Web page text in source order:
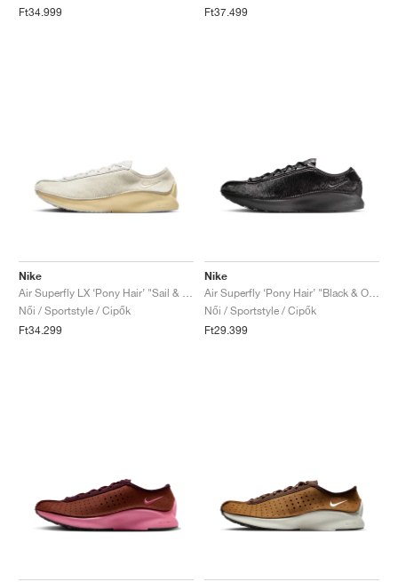
Ft34.999
Ft37.499
Nike
Női / Sportstyle / Cipők
Ft34.299
Nike
Női / Sportstyle / Cipők
Ft29.399